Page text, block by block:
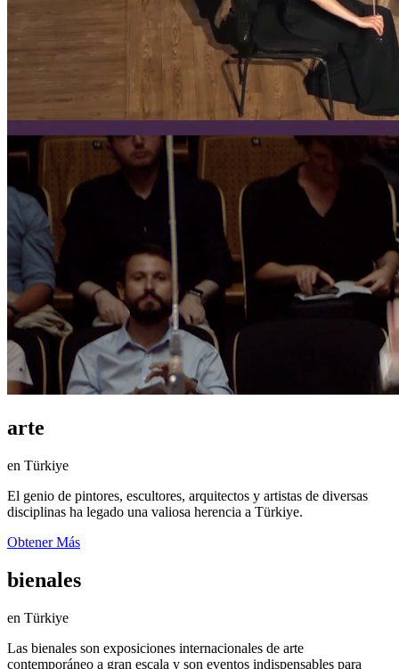
arte
en Türkiye
El genio de pintores, escultores, arquitectos y artistas de diversas
disciplinas ha legado una valiosa herencia a Türkiye.
Obtener Más
bienales
en Türkiye
Las bienales son exposiciones internacionales de arte
contemporáneo a gran escala y son eventos indispensables para